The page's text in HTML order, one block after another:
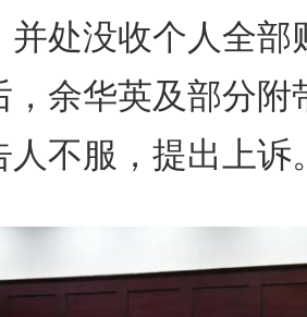
并处没收个人全部
，余华英及部分附
人不服，提出上诉